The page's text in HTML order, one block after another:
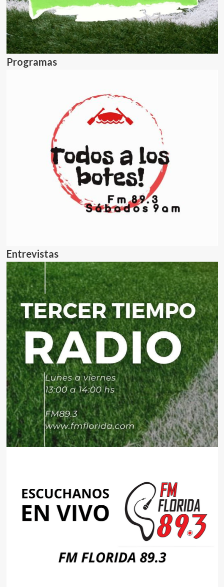
Programas
Entrevistas